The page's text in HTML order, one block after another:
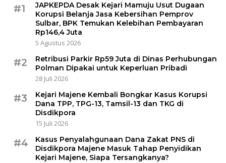
#1
JAPKEPDA Desak Kejari Mamuju Usut Dugaan
Korupsi Belanja Jasa Kebersihan Pemprov
Sulbar, BPK Temukan Kelebihan Pembayaran
Rp146,4 Juta
5 Agustus 2026
#2
Retribusi Parkir Rp59 Juta di Dinas Perhubungan
Polman Dipakai untuk Keperluan Pribadi
28 Juli 2026
#3
Kejari Majene Kembali Bongkar Kasus Korupsi
Dana TPP, TPG-13, Tamsil-13 dan TKG di
Disdikpora
15 Juli 2026
#4
Kasus Penyalahgunaan Dana Zakat PNS di
Disdikpora Majene Masuk Tahap Penyidikan
Kejari Majene, Siapa Tersangkanya?